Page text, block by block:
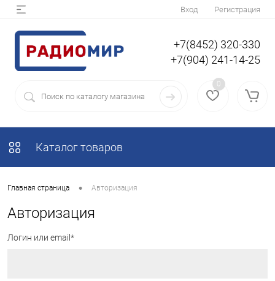
Вход Регистрация
+7(8452) 320-330
+7(904) 241-14-25
0
Каталог товаров
Главная страница • Авторизация
Авторизация
Логин или email*